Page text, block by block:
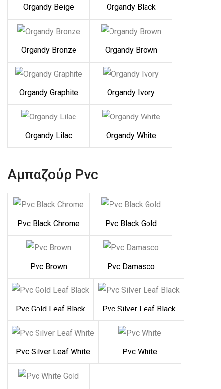
Organdy Beige Organdy Black
Organdy Bronze Organdy Brown
Organdy Graphite Organdy Ivory
Organdy Lilac Organdy White
Αμπαζούρ Pvc
Pvc Black Chrome Pvc Black Gold
Pvc Brown Pvc Damasco
Pvc Gold Leaf Black Pvc Silver Leaf Black
Pvc Silver Leaf White Pvc White